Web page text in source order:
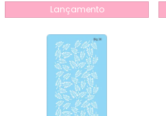
Lançamento